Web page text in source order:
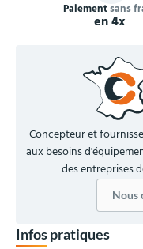
Paiementsans
en 4x
Concepteur et
aux besoins
des entreprises
Nous
Infos pratiques